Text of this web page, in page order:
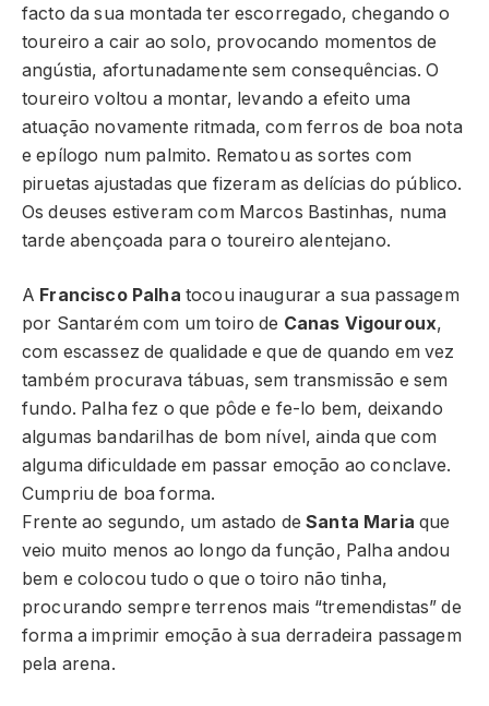
facto da sua montada ter escorregado, chegando o
toureiro a cair ao solo, provocando momentos de
angústia, afortunadamente sem consequências. O
toureiro voltou a montar, levando a efeito uma
atuação novamente ritmada, com ferros de boa nota
e epílogo num palmito. Rematou as sortes com
piruetas ajustadas que fizeram as delícias do público.
Os deuses estiveram com Marcos Bastinhas, numa
tarde abençoada para o toureiro alentejano.
A Francisco Palha tocou inaugurar a sua passagem
por Santarém com um toiro de Canas Vigouroux,
com escassez de qualidade e que de quando em vez
também procurava tábuas, sem transmissão e sem
fundo. Palha fez o que pôde e fe-lo bem, deixando
algumas bandarilhas de bom nível, ainda que com
alguma dificuldade em passar emoção ao conclave.
Cumpriu de boa forma.
Frente ao segundo, um astado deSanta Maria que
veio muito menos ao longo da função, Palha andou
bem e colocou tudo o que o toiro não tinha,
procurando sempre terrenos mais “tremendistas” de
forma a imprimir emoção à sua derradeira passagem
pela arena.